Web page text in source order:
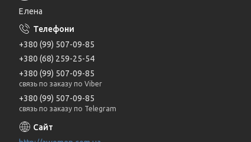
Елена
+380 (99) 507-09-85
+380 (68) 259-25-54
+380 (99) 507-09-85
связь по заказу по Viber
+380 (99) 507-09-85
связь по заказу по Telegram